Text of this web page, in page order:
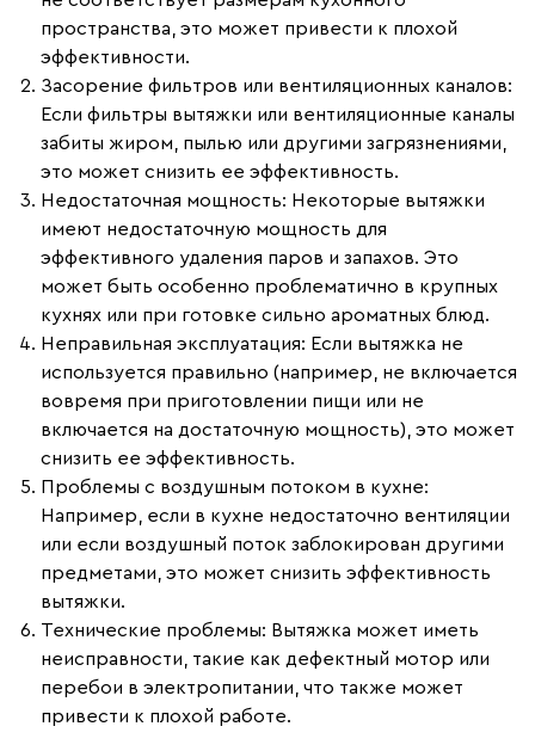
пространства, это может привести к плохой
эффективности.
Засорение фильтров или вентиляционных каналов:
Если фильтры вытяжки или вентиляционные каналы
забиты жиром, пылью или другими загрязнениями,
это может снизить ее эффективность.
Недостаточная мощность: Некоторые вытяжки
имеют недостаточную мощность для
эффективного удаления паров и запахов. Это
может быть особенно проблематично в крупных
кухнях или при готовке сильно ароматных блюд.
Неправильная эксплуатация: Если вытяжка не
используется правильно (например, не включается
вовремя при приготовлении пищи или не
включается на достаточную мощность), это может
снизить ее эффективность.
Проблемы с воздушным потоком в кухне:
Например, если в кухне недостаточно вентиляции
или если воздушный поток заблокирован другими
предметами, это может снизить эффективность
вытяжки.
Технические проблемы: Вытяжка может иметь
неисправности, такие как дефектный мотор или
перебои в электропитании, что также может
привести к плохой работе.